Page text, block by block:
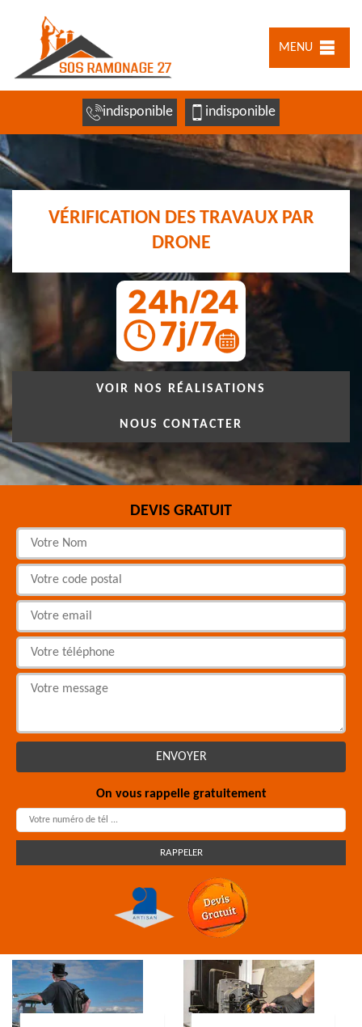
MENU
indisponible indisponible
VÉRIFICATION DES TRAVAUX PAR
DRONE
VOIR NOS RÉALISATIONS
NOUS CONTACTER
DEVIS GRATUIT
On vous rappelle gratuitement